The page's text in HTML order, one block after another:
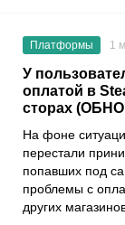
Платформы 1
У
оплатой в
сторах
На фоне
перестали
попавших под
проблемы с
других